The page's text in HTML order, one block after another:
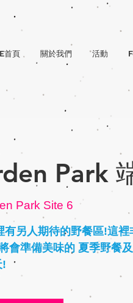
首頁 關於我們 活動
Park
Park Site 6
另人期待的野餐區!這裡
會準備美味的 夏季野餐
!